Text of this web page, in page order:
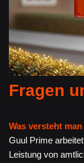
Fragen
Was versteht
Guul Prime
Leistung von